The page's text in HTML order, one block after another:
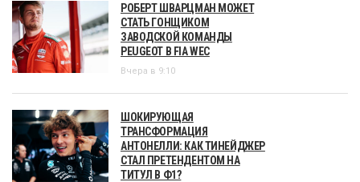
РОБЕРТ ШВАРЦМАН МОЖЕТ
СТАТЬ ГОНЩИКОМ
ЗАВОДСКОЙ КОМАНДЫ
PEUGEOT В FIA WEC
Вчера в 9:10
ШОКИРУЮЩАЯ
ТРАНСФОРМАЦИЯ
АНТОНЕЛЛИ: КАК ТИНЕЙДЖЕР
СТАЛ ПРЕТЕНДЕНТОМ НА
ТИТУЛ В Ф1?